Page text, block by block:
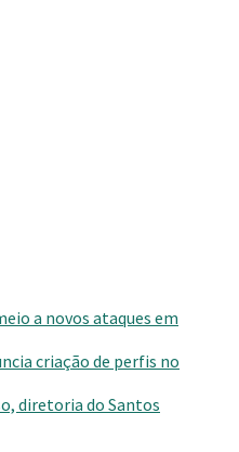
a novos ataques em
criação de perfis no
diretoria do Santos